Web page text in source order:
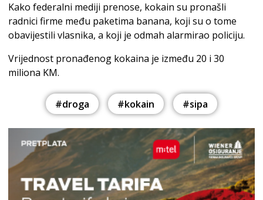
Kako federalni mediji prenose, kokain su pronašli
radnici firme među paketima banana, koji su o tome
obavijestili vlasnika, a koji je odmah alarmirao policiju.
Vrijednost pronađenog kokaina je između 20 i 30
miliona KM.
#droga #kokain #sipa